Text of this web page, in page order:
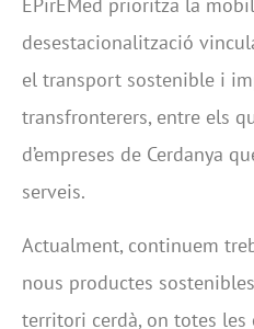
EPirEMed prioritza la
desestacionalització
el transport sostenible i
transfronterers, entre els
d’empreses de Cerdanya
serveis.
Actualment, continuem
nous productes
territori cerdà, on totes les